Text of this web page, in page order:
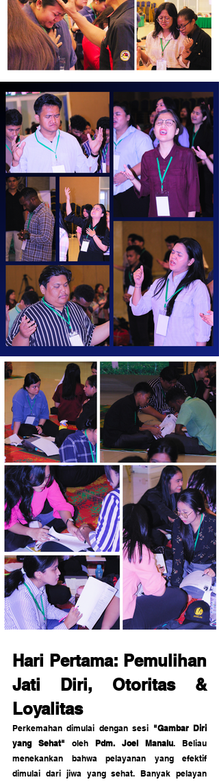
Hari Pertama: Pemulihan
Jati Diri, Otoritas &
Loyalitas
Perkemahan dimulai dengan sesi "Gambar Diri
yang Sehat" oleh Pdm. Joel Manalu. Beliau
menekankan bahwa pelayanan yang efektif
dimulai dari jiwa yang sehat. Banyak pelayan